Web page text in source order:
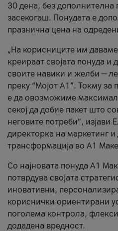
30 дена, без дополнителна
засекогаш. Понудата е
празнична цена на
„На корисниците им
креираат својата понуда и
своите навики и желби —
преку “Мојот А1”. Токму
е да овозможиме
секој да добие пакет што
неговите потреби“, изјави
директорка на маркетинг и
трансформација во А1
Со најновата понуда А1
потврдува својата
иновативни,
кориснички ориентирани
поголема контрола,
додадена вредност.